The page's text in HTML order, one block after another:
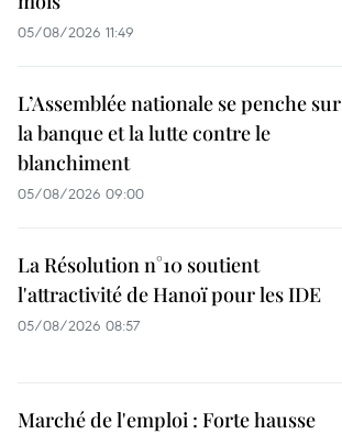
05/08/2026 11:49
L’Assemblée nationale se penche sur
la banque et la lutte contre le
blanchiment
05/08/2026 09:00
La Résolution n°10 soutient
l'attractivité de Hanoï pour les IDE
05/08/2026 08:57
Marché de l'emploi : Forte hausse